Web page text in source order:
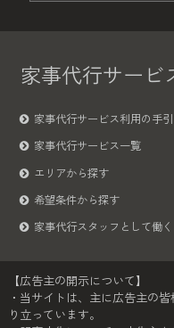
家事代行サービ
家事代行サービス利用の手引
家事代行サービス一覧
エリアから探す
希望条件から探す
家事代行スタッフとして働く
【広告主の開示について】
・当サイトは、主に広告主の
り立っています。